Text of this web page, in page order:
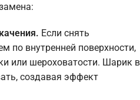
Если снять
по внутренней поверхности,
или шероховатости. Шарик в
создавая эффект